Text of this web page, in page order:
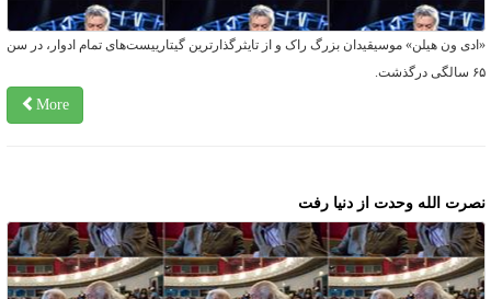
ون هیلن» موسیقیدان بزرگ راک و از تایثرگذارترین گیتارییست‌های تمام ادوار، در سن
درگذشت.
More
الله وحدت از دنیا رفت